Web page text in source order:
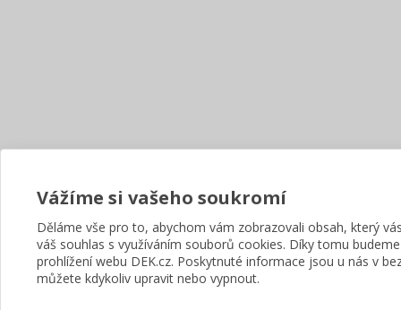
Vážíme si vašeho soukromí
Děláme vše pro to, abychom vám zobrazovali obsah, který
váš souhlas s využíváním souborů cookies. Díky tomu
prohlížení webu DEK.cz. Poskytnuté informace jsou u nás v
můžete kdykoliv upravit nebo vypnout.